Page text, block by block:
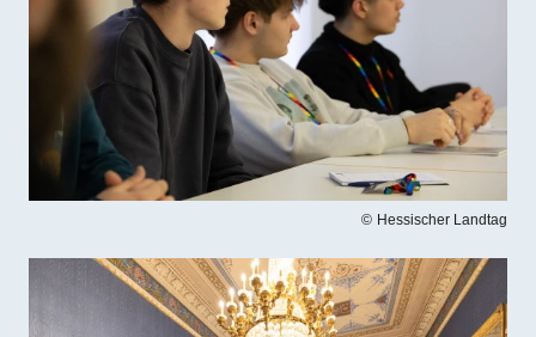
Hessischer Landtag
Bilddatei